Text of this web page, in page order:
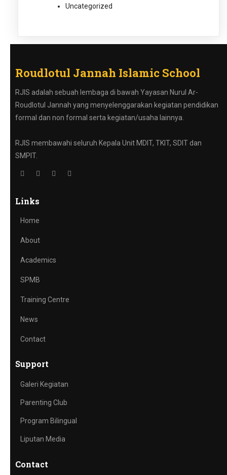
Uncategorized
Roudlotul Jannah Islamic School
RJIS adalah sebuah lembaga di bawah Yayasan Nurul Ar-
Roudlotul Jannah yang menyelenggarakan kegiatan pendidikan
formal dan non formal serta kegiatan/usaha lainnya.
RJIS membawahi seluruh Kepala Unit MDIT, TKIT, SDIT dan
SMPIT.
Links
Home
About
Academics
SPMB
Training Centre
News
Contact
Support
Galeri Kegiatan
Parenting Club
Program Bilingual
Liputan Media
Contact